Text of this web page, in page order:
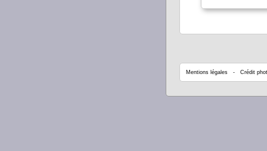
Mentions légales - Crédit